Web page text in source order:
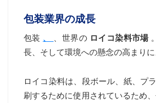
包装業界の成長
包装 、 、世界の ロイコ染料市場
長、そして環境への懸念の高まり
ロイコ染料は、段ボール、紙、プ
刷するために使用されているため